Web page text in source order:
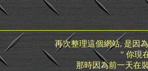
再次整理這個網站, 是因
" 你現
那時因為前一天在